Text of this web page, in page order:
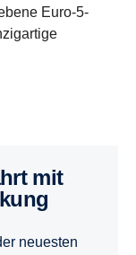
Euro-5-
neuesten